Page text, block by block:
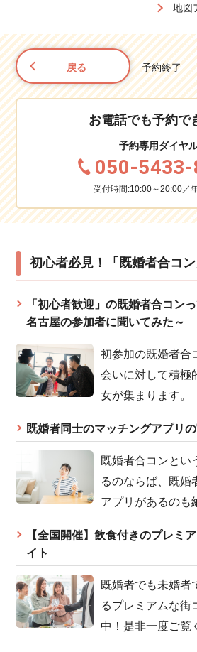
地図
戻る 予約終了
お電話でも予約で
予約専用ダイヤ
050-
受付時間:10:00～20:00／
初心者必見！「既婚者合コ
「初心者歓迎」の既婚者合コン
名古屋の参加者に聞いてみた～
初参加の既婚者合
会いに対して積極
女が集まります。
既婚者同士のマッチングアプリ
既婚者合コンとい
るのならば、既婚
アプリがあるのも
【全国開催】飲食付きのプレミ
イト
既婚者でも未婚者
るプレミアムな街
中！是非一度ご覧